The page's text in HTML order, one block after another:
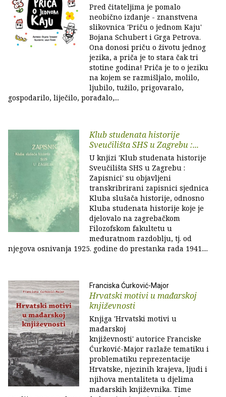
Pred čitateljima je pomalo
neobično izdanje - znanstvena
slikovnica 'Priču o jednom Kaju'
Bojana Schubert i Grga Petrova.
Ona donosi priču o životu jednog
jezika, a priča je to stara čak tri
stotine godina! Priča je to o jeziku
na kojem se razmišljalo, molilo,
ljubilo, tužilo, prigovaralo,
gospodarilo, liječilo, porađalo,...
Klub studenata historije
Sveučilišta SHS u Zagrebu :...
U knjizi 'Klub studenata historije
Sveučilišta SHS u Zagrebu :
Zapisnici' su objavljeni
transkribrirani zapisnici sjednica
Kluba slušača historije, odnosno
Kluba studenata historije koje je
djelovalo na zagrebačkom
Filozofskom fakultetu u
međuratnom razdoblju, tj. od
njegova osnivanja 1925. godine do prestanka rada 1941....
Franciska Ćurković-Major
Hrvatski motivi u mađarskoj
književnosti
Knjiga 'Hrvatski motivi u
mađarskoj
književnosti' autorice Franciske
Ćurković-Major razlaže tematiku i
problematiku reprezentacije
Hrvatske, njezinih krajeva, ljudi i
njihova mentaliteta u djelima
mađarskih književnika. Time